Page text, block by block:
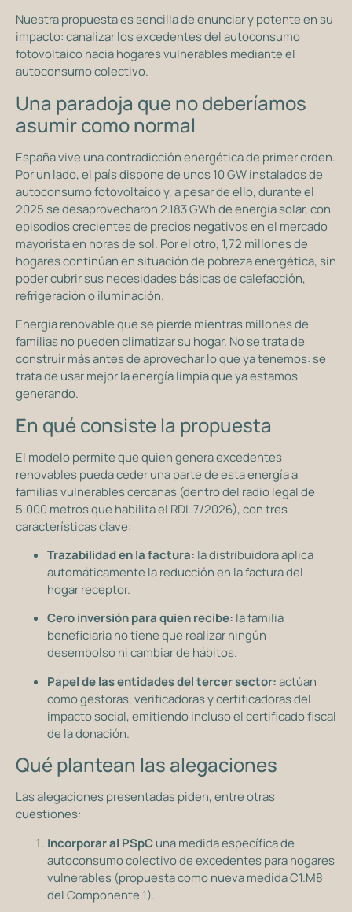
Nuestra propuesta es sencilla de enunciar y potente en su
impacto: canalizar los excedentes del autoconsumo
fotovoltaico hacia hogares vulnerables mediante el
autoconsumo colectivo.
Una paradoja que no deberíamos
asumir como normal
España vive una contradicción energética de primer orden.
Por un lado, el país dispone de unos 10 GW instalados de
autoconsumo fotovoltaico y, a pesar de ello, durante el
2025 se desaprovecharon 2.183 GWh de energía solar, con
episodios crecientes de precios negativos en el mercado
mayorista en horas de sol. Por el otro, 1,72 millones de
hogares continúan en situación de pobreza energética, sin
poder cubrir sus necesidades básicas de calefacción,
refrigeración o iluminación.
Energía renovable que se pierde mientras millones de
familias no pueden climatizar su hogar. No se trata de
construir más antes de aprovechar lo que ya tenemos: se
trata de usar mejor la energía limpia que ya estamos
generando.
En qué consiste la propuesta
El modelo permite que quien genera excedentes
renovables pueda ceder una parte de esta energía a
familias vulnerables cercanas (dentro del radio legal de
5.000 metros que habilita el RDL 7/2026), con tres
características clave:
Trazabilidad en la factura: la distribuidora aplica
automáticamente la reducción en la factura del
hogar receptor.
Cero inversión para quien recibe: la familia
beneficiaria no tiene que realizar ningún
desembolso ni cambiar de hábitos.
Papel de las entidades del tercer sector:actúan
como gestoras, verificadoras y certificadoras del
impacto social, emitiendo incluso el certificado fiscal
de la donación.
Qué plantean las alegaciones
Las alegaciones presentadas piden, entre otras
cuestiones:
Incorporar al PSpCuna medida específica de
autoconsumo colectivo de excedentes para hogares
vulnerables (propuesta como nueva medida C1.M8
del Componente 1).